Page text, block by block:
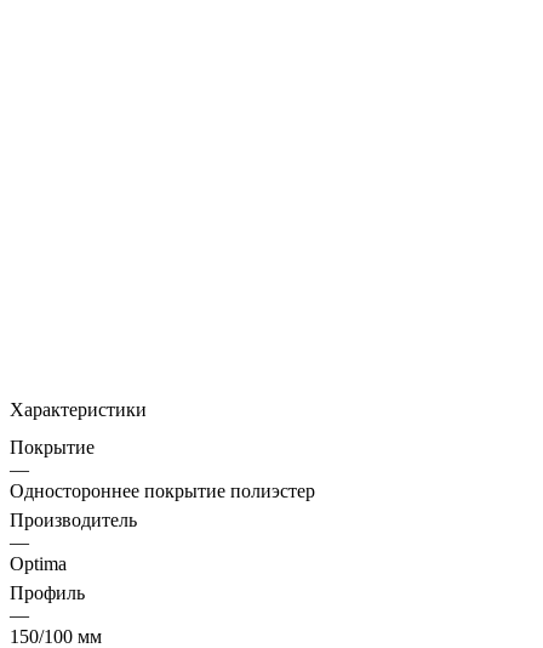
Характеристики
Покрытие
—
Одностороннее покрытие полиэстер
Производитель
—
Optima
Профиль
—
150/100 мм